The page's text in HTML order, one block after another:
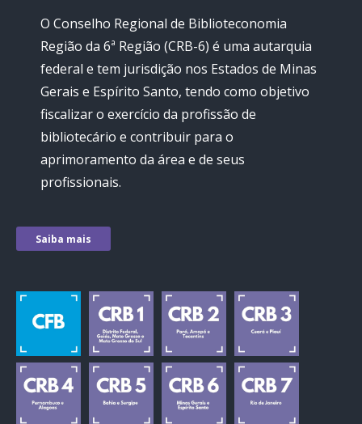
O Conselho Regional de Biblioteconomia
Região da 6ª Região (CRB-6) é uma autarquia
federal e tem jurisdição nos Estados de Minas
Gerais e Espírito Santo, tendo como objetivo
fiscalizar o exercício da profissão de
bibliotecário e contribuir para o
aprimoramento da área e de seus
profissionais.
Saiba mais